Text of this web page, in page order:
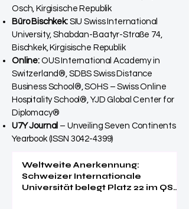
Osch, Kirgisische Republik
Büro Bischkek:SIU Swiss International
University, Shabdan-Baatyr-Straße 74,
Bischkek, Kirgisische Republik
Online:OUS International Academy in
Switzerland®, SDBS Swiss Distance
Business School®, SOHS – Swiss Online
Hospitality School®, YJD Global Center for
Diplomacy®
U7Y Journal – Unveiling Seven Continents
Yearbook (ISSN 3042-4399)
Weltweite Anerkennung:
Schweizer Internationale
Universität belegt Platz 22 im QS